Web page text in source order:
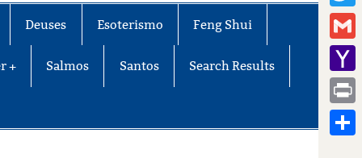
Deuses Esoterismo Feng Shui
+ Salmos Santos Search Results
Gmail
Mail
Print